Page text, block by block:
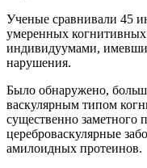
Ученые сравнивали 45
умеренных
индивидуумами,
нарушения.
Было обнаружено,
васкулярным типом
существенно заметного
цереброваскулярные
амилоидных протеинов.